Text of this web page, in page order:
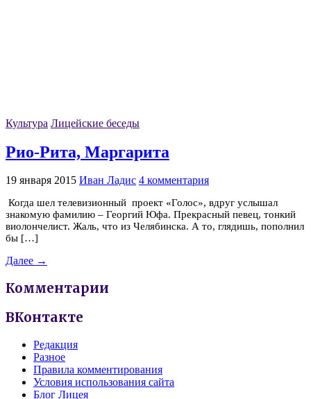
Культура Лицейские беседы
Рио-Рита, Маргарита
19 января 2015 Иван Ладис 4 комментария
Когда шел телевизионный проект «Голос», вдруг услышал
знакомую фамилию – Георгий Юфа. Прекрасный певец, тонкий
виолончелист. Жаль, что из Челябинска. А то, глядишь, пополнил
бы […]
Далее →
Комментарии
ВКонтакте
Редакция
Разное
Правила комментирования
Условия использования сайта
Блог Лицея